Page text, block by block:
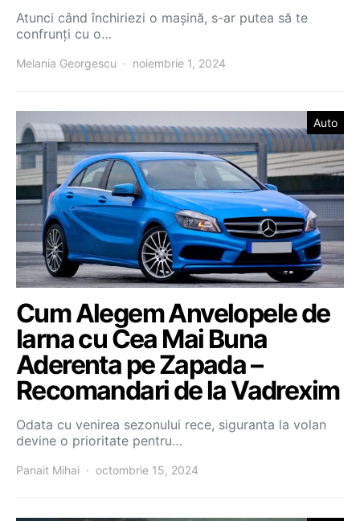
Atunci când închiriezi o mașină, s-ar putea să te
confrunți cu o…
Melania Georgescu noiembrie 1, 2024
Auto
Cum Alegem Anvelopele de
Iarna cu Cea Mai Buna
Aderenta pe Zapada –
Recomandari de la Vadrexim
Odata cu venirea sezonului rece, siguranta la volan
devine o prioritate pentru…
Panait Mihai octombrie 15, 2024